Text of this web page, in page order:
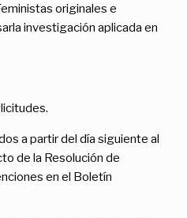
originales e
investigación aplicada en
a partir del día siguiente al
de la Resolución de
en el Boletín